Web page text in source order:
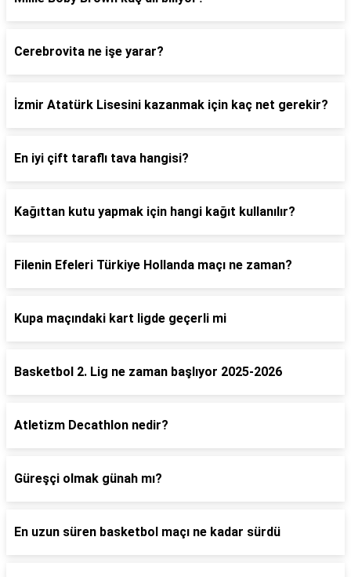
Cerebrovita ne işe yarar?
İzmir Atatürk Lisesini kazanmak için kaç net gerekir?
En iyi çift taraflı tava hangisi?
Kağıttan kutu yapmak için hangi kağıt kullanılır?
Filenin Efeleri Türkiye Hollanda maçı ne zaman?
Kupa maçındaki kart ligde geçerli mi
Basketbol 2. Lig ne zaman başlıyor 2025-2026
Atletizm Decathlon nedir?
Güreşçi olmak günah mı?
En uzun süren basketbol maçı ne kadar sürdü